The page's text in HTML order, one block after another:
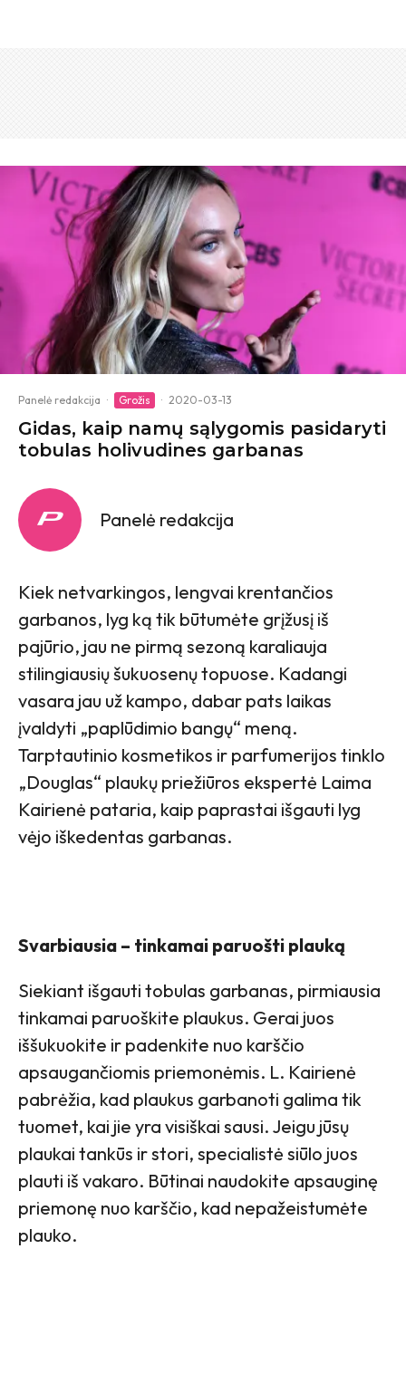
Panelė redakcija · Grožis · 2020-03-13
Gidas, kaip namų sąlygomis pasidaryti
tobulas holivudines garbanas
Panelė redakcija
Kiek netvarkingos, lengvai krentančios
garbanos, lyg ką tik būtumėte grįžusį iš
pajūrio, jau ne pirmą sezoną karaliauja
stilingiausių šukuosenų topuose. Kadangi
vasara jau už kampo, dabar pats laikas
įvaldyti „paplūdimio bangų“ meną.
Tarptautinio kosmetikos ir parfumerijos tinklo
„Douglas“ plaukų priežiūros ekspertė Laima
Kairienė pataria, kaip paprastai išgauti lyg
vėjo iškedentas garbanas.
Svarbiausia – tinkamai paruošti plauką
Siekiant išgauti tobulas garbanas, pirmiausia
tinkamai paruoškite plaukus. Gerai juos
iššukuokite ir padenkite nuo karščio
apsaugančiomis priemonėmis. L. Kairienė
pabrėžia, kad plaukus garbanoti galima tik
tuomet, kai jie yra visiškai sausi. Jeigu jūsų
plaukai tankūs ir stori, specialistė siūlo juos
plauti iš vakaro. Būtinai naudokite apsauginę
priemonę nuo karščio, kad nepažeistumėte
plauko.